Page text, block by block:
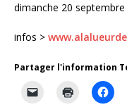
dimanche 20
infos >
Partager l'information